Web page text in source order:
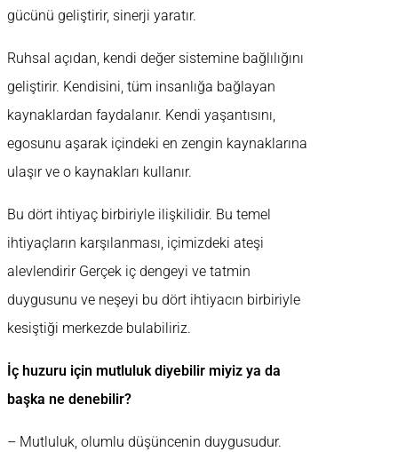
gücünü geliştirir, sinerji yaratır.
Ruhsal açıdan, kendi değer sistemine bağlılığını
geliştirir. Kendisini, tüm insanlığa bağlayan
kaynaklardan faydalanır. Kendi yaşantısını,
egosunu aşarak içindeki en zengin kaynaklarına
ulaşır ve o kaynakları kullanır.
Bu dört ihtiyaç birbiriyle ilişkilidir. Bu temel
ihtiyaçların karşılanması, içimizdeki ateşi
alevlendirir Gerçek iç dengeyi ve tatmin
duygusunu ve neşeyi bu dört ihtiyacın birbiriyle
kesiştiği merkezde bulabiliriz.
İç huzuru için mutluluk diyebilir miyiz ya da
başka ne denebilir?
– Mutluluk, olumlu düşüncenin duygusudur.